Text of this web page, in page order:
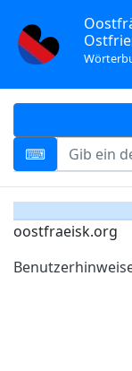
oostfraeisk.org